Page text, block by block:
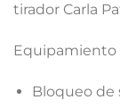
tirador Carla
Equipamiento
Bloqueo de